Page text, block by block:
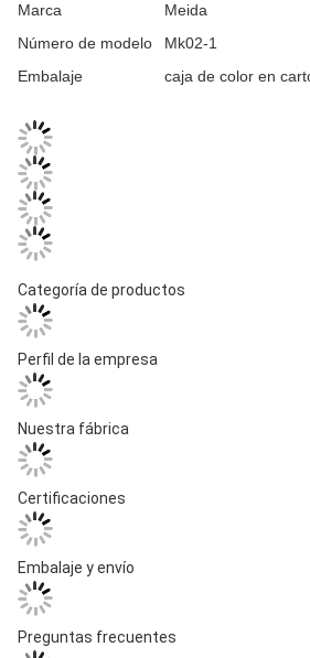
Marca
Meida
Número de modelo
Mk02-1
Embalaje
caja de color en
Categoría de productos
Perfil de la empresa
Nuestra fábrica
Certificaciones
Embalaje y envío
Preguntas frecuentes